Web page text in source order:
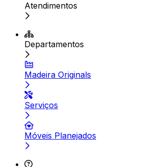
Atendimentos
Departamentos
Madeira Originals
Serviços
Móveis Planejados